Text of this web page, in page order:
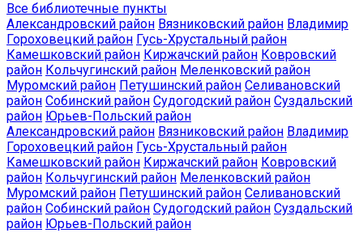
Все библиотечные пункты
Александровский район Вязниковский район Владимир
Гороховецкий район Гусь-Хрустальный район
Камешковский район Киржачский район Ковровский
район Кольчугинский район Меленковский район
Муромский район Петушинский район Селивановский
район Собинский район Судогодский район Суздальский
район Юрьев-Польский район
Александровский район Вязниковский район Владимир
Гороховецкий район Гусь-Хрустальный район
Камешковский район Киржачский район Ковровский
район Кольчугинский район Меленковский район
Муромский район Петушинский район Селивановский
район Собинский район Судогодский район Суздальский
район Юрьев-Польский район